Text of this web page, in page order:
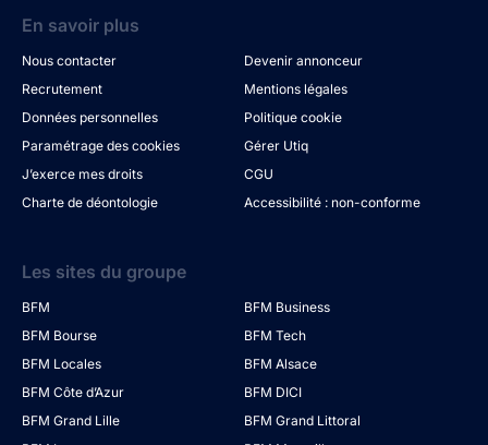
En savoir plus
Nous contacter
Devenir annonceur
Recrutement
Mentions légales
Données personnelles
Politique cookie
Paramétrage des cookies
Gérer Utiq
J’exerce mes droits
CGU
Charte de déontologie
Accessibilité : non-conforme
Les sites du groupe
BFM
BFM Business
BFM Bourse
BFM Tech
BFM Locales
BFM Alsace
BFM Côte d’Azur
BFM DICI
BFM Grand Lille
BFM Grand Littoral